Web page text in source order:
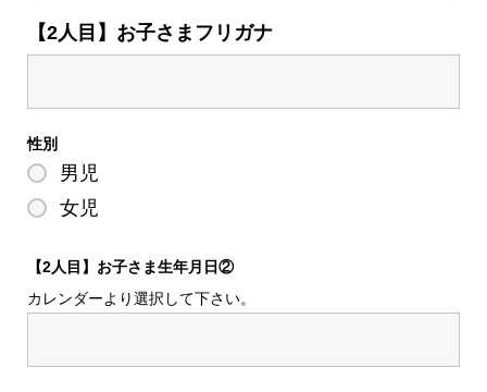
【2人目】お子さまフリガナ
性別
男児
女児
【2人目】お子さま生年月日②
カレンダーより選択して下さい。